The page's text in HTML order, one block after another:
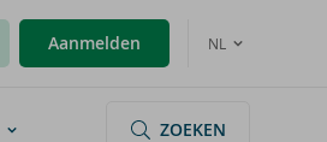
Aanmelden NL
ZOEKEN